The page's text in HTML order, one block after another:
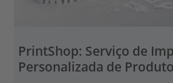
PrintShop: Serviço de
Personalizada de